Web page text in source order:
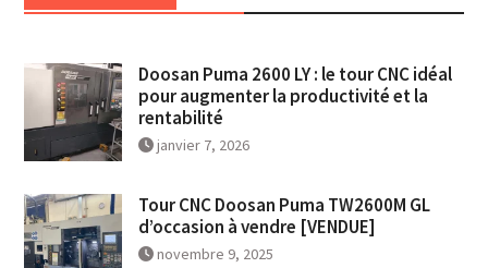
Doosan Puma 2600 LY : le tour CNC idéal
pour augmenter la productivité et la
rentabilité
janvier 7, 2026
Tour CNC Doosan Puma TW2600M GL
d’occasion à vendre [VENDUE]
novembre 9, 2025